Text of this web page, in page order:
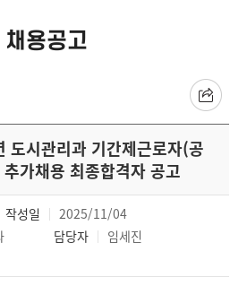
채용공고
도시관리과 기간제근로자(공
가채용 최종합격자 공고
작성일
2025/11/04
담당자
임세진